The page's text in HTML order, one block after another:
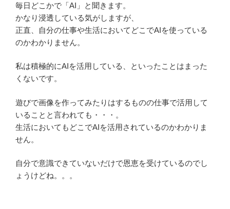
毎日どこかで「AI」と聞きます。
かなり浸透している気がしますが、
正直、自分の仕事や生活においてどこでAIを使っている
のかわかりません。
私は積極的にAIを活用している、といったことはまった
くないです。
遊びで画像を作ってみたりはするものの仕事で活用して
いることと言われても・・・。
生活においてもどこでAIを活用されているのかわかりま
せん。
自分で意識できていないだけで恩恵を受けているのでし
ょうけどね。。。